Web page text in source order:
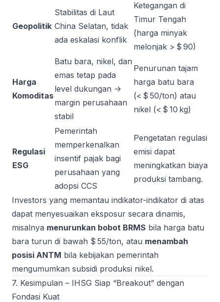
Geopolitik
Stabilitas di Laut
China Selatan, tidak
ada eskalasi konflik
Ketegangan di
Timur Tengah
(harga minyak
melonjak > $ 90)
Harga
Komoditas
Batu bara, nikel, dan
emas tetap pada
level dukungan ->
margin perusahaan
stabil
Penurunan tajam
harga batu bara
(< $ 50/ton) atau
nikel (< $ 10 kg)
Regulasi
ESG
Pemerintah
memperkenalkan
insentif pajak bagi
perusahaan yang
adopsi CCS
Pengetatan regulasi
emisi dapat
meningkatkan biaya
produksi tambang.
Investors yang memantau indikator-indikator di atas
dapat menyesuaikan eksposur secara dinamis,
misalnya menurunkan bobot BRMS bila harga batu
bara turun di bawah $ 55/ton, atau menambah
posisi ANTM bila kebijakan pemerintah
mengumumkan subsidi produksi nikel.
7. Kesimpulan – IHSG Siap “Breakout” dengan
Fondasi Kuat